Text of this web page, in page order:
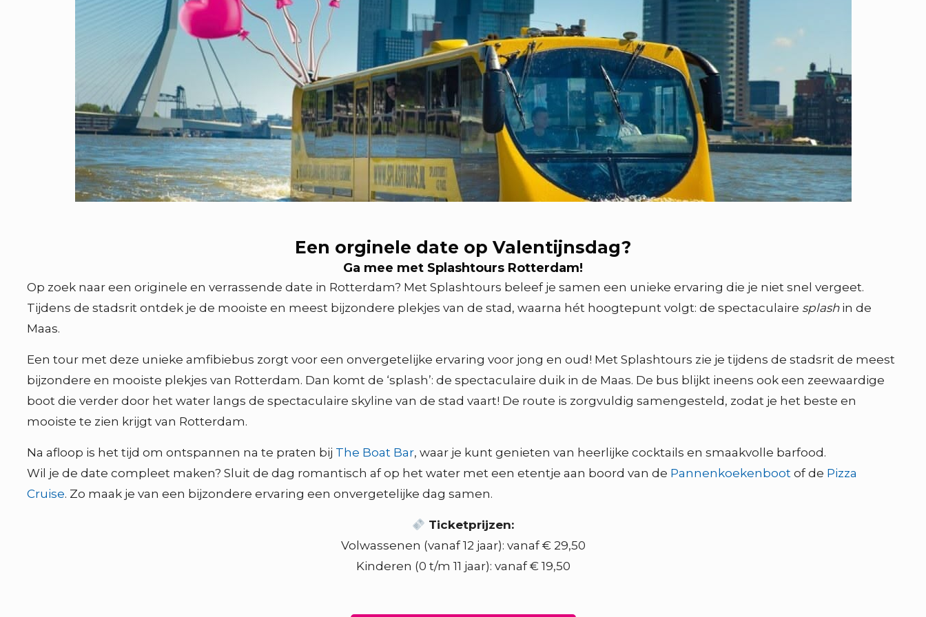
Een orginele date op Valentijnsdag?
Ga mee met Splashtours Rotterdam!
Op zoek naar een originele en verrassende date in Rotterdam? Met Splashtours beleef je samen een unieke ervaring die je niet snel vergeet.
Tijdens de stadsrit ontdek je de mooiste en meest bijzondere plekjes van de stad, waarna hét hoogtepunt volgt: de spectaculaire splashin de
Maas.
Een tour met deze unieke amfibiebus zorgt voor een onvergetelijke ervaring voor jong en oud! Met Splashtours zie je tijdens de stadsrit de meest
bijzondere en mooiste plekjes van Rotterdam. Dan komt de ‘splash’: de spectaculaire duik in de Maas. De bus blijkt ineens ook een zeewaardige
boot die verder door het water langs de spectaculaire skyline van de stad vaart! De route is zorgvuldig samengesteld, zodat je het beste en
mooiste te zien krijgt van Rotterdam.
Na afloop is het tijd om ontspannen na te praten bij The Boat Bar, waar je kunt genieten van heerlijke cocktails en smaakvolle barfood.
Wil je de date compleet maken? Sluit de dag romantisch af op het water met een etentje aan boord van de Pannenkoekenboot of de Pizza
Cruise. Zo maak je van een bijzondere ervaring een onvergetelijke dag samen.
Ticketprijzen:
Volwassenen (vanaf 12 jaar): vanaf € 29,50
Kinderen (0 t/m 11 jaar): vanaf € 19,50